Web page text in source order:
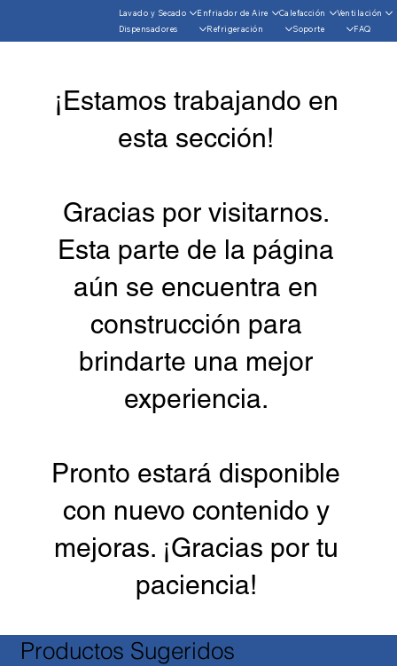
Lavado y Secado Enfriador de Aire Calefacción
Ventilación
Dispensadores
Refrigeración Soporte FAQ
¡Estamos trabajando en
esta sección!
Gracias por visitarnos.
Esta parte de la página
aún se encuentra en
construcción para
brindarte una mejor
experiencia.
Pronto estará disponible
con nuevo contenido y
mejoras. ¡Gracias por tu
paciencia!
Productos Sugeridos